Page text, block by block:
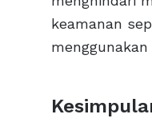
keamanan